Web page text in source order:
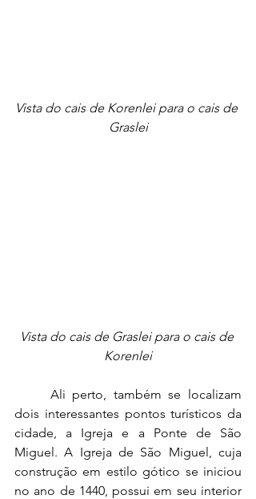
Vista do cais de Korenlei para o cais de
Graslei
Vista do cais de Graslei para o cais de
Korenlei
dois interessantes pontos turísticos da
cidade, a Igreja e a Ponte de São
Miguel. A Igreja de São Miguel, cuja
construção em estilo gótico se iniciou
no ano de 1440, possui em seu interior